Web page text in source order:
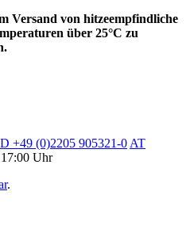
Versand von hitzeempfindliche
über 25°C zu
D +49 (0)2205 905321-0 AT
Uhr
.